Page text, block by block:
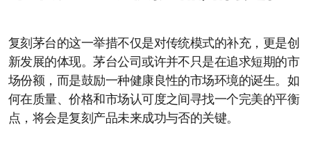
复刻茅台的这一举措不仅是对传统模式的补充，更是创
新发展的体现。茅台公司或许并不只是在追求短期的市
场份额，而是鼓励一种健康良性的市场环境的诞生。如
何在质量、价格和市场认可度之间寻找一个完美的平衡
点，将会是复刻产品未来成功与否的关键。